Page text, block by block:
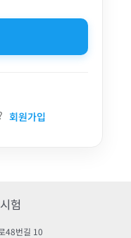
회원가입
험
48번길 10